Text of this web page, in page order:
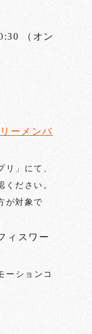
（オン
ーメンバ
リ」にて、
ください。
が対象で
ィスワー
ーションコ